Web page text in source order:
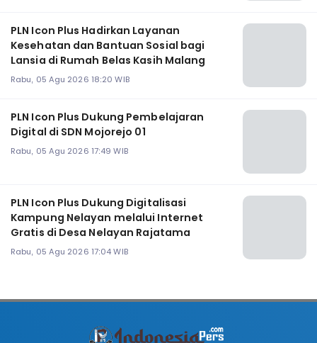
PLN Icon Plus Hadirkan Layanan
Kesehatan dan Bantuan Sosial bagi
Lansia di Rumah Belas Kasih Malang
Rabu, 05 Agu 2026 18:20 WIB
PLN Icon Plus Dukung Pembelajaran
Digital di SDN Mojorejo 01
Rabu, 05 Agu 2026 17:49 WIB
PLN Icon Plus Dukung Digitalisasi
Kampung Nelayan melalui Internet
Gratis di Desa Nelayan Rajatama
Rabu, 05 Agu 2026 17:04 WIB